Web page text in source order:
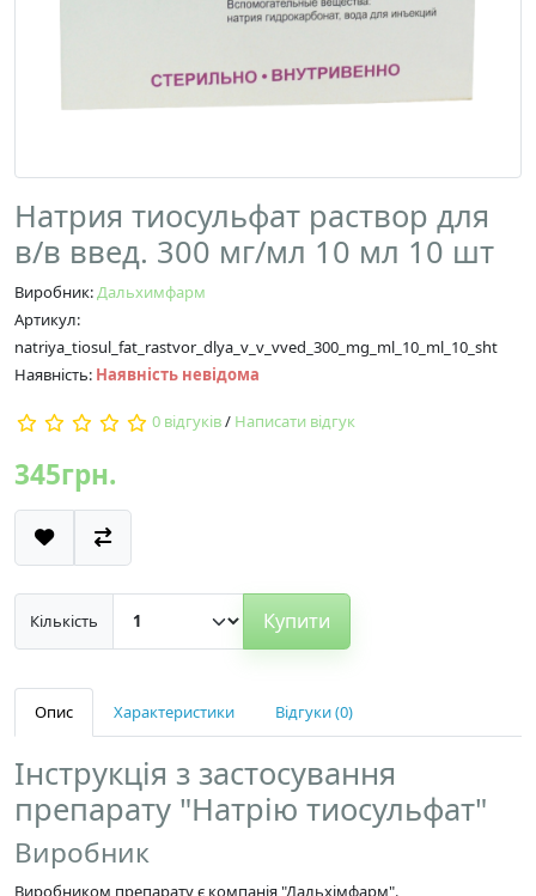
Натрия тиосульфат раствор для
в/в введ. 300 мг/мл 10 мл 10 шт
Виробник:Дальхимфарм
Артикул:
natriya_tiosul_fat_rastvor_dlya_v_v_vved_300_mg_ml_10_ml_10_sht
Наявність: Наявність невідома
0 відгуків/ Написати відгук
345грн.
Кількість Купити
Опис Характеристики Відгуки (0)
Інструкція з застосування
препарату "Натрію тиосульфат"
Виробник
Виробником препарату є компанія "Дальхімфарм".